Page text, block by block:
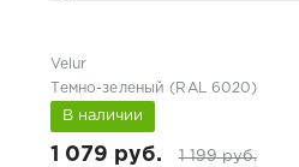
Velur
Темно-зеленый (RAL 6020)
В наличии
1 079 руб. 1 199 руб.